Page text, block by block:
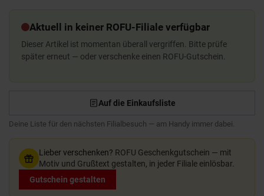
Aktuell in keiner ROFU-Filiale verfügbar
Dieser Artikel ist momentan überall vergriffen. Bitte prüfe
später erneut — oder verschenke einen ROFU-Gutschein.
Auf die Einkaufsliste
Deine Liste für den nächsten Filialbesuch — am Handy immer dabei.
Lieber verschenken? ROFU Geschenkgutschein — mit
Motiv und Grußtext gestalten, in jeder Filiale einlösbar.
Gutschein gestalten